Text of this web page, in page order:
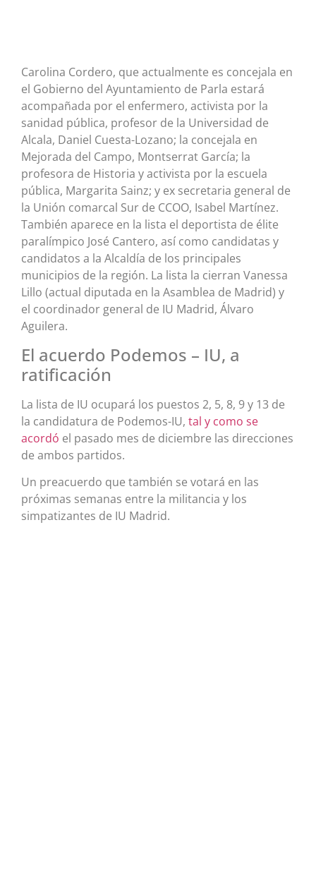
Carolina Cordero, que actualmente es concejala en
el Gobierno del Ayuntamiento de Parla estará
acompañada por el enfermero, activista por la
sanidad pública, profesor de la Universidad de
Alcala, Daniel Cuesta-Lozano; la concejala en
Mejorada del Campo, Montserrat García; la
profesora de Historia y activista por la escuela
pública, Margarita Sainz; y ex secretaria general de
la Unión comarcal Sur de CCOO, Isabel Martínez.
También aparece en la lista el deportista de élite
paralímpico José Cantero, así como candidatas y
candidatos a la Alcaldía de los principales
municipios de la región. La lista la cierran Vanessa
Lillo (actual diputada en la Asamblea de Madrid) y
el coordinador general de IU Madrid, Álvaro
Aguilera.
El acuerdo Podemos – IU, a
ratificación
La lista de IU ocupará los puestos 2, 5, 8, 9 y 13 de
la candidatura de Podemos-IU, tal y como se
acordó el pasado mes de diciembre las direcciones
de ambos partidos.
Un preacuerdo que también se votará en las
próximas semanas entre la militancia y los
simpatizantes de IU Madrid.